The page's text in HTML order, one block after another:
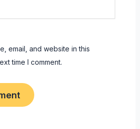
email, and website in this
time I comment.